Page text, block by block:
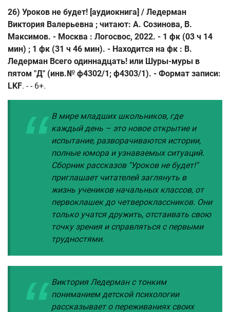
26) Уроков не будет! [аудиокнига] / Ледерман
Виктория Валерьевна ; читают: А. Созинова, В.
Максимов. - Москва : Логосвос, 2022. - 1 фк (03 ч 14
мин) ; 1 фк (31 ч 46 мин). - Находится на фк : В.
Ледерман Всего одиннадцать! или Шуры-муры в
пятом "Д" (инв.№ ф4302/1; ф4303/1). - Формат записи:
LKF. - - 6+.
В мире младших школьников, где
каждый день – это новое открытие и
испытание, разворачиваются истории,
полные юмора и узнаваемых ситуаций.
Сборник рассказов "Уроков не будет!"
приглашает читателей заглянуть в
жизнь учеников начальных классов, от
первоклашек до четвероклассников. Они
только учатся дружить, отстаивать свою
точку зрения и справляться с первыми
трудностями.
Виктория Ледерман с тонким
пониманием детской психологии
рассказывает о переживаниях своих